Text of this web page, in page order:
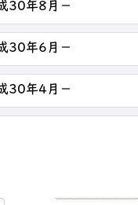
30年8月－
30年6月－
30年4月－